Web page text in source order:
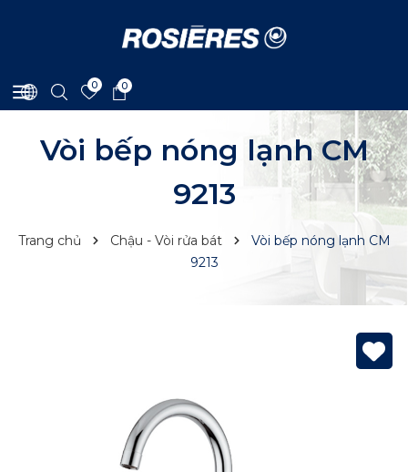
0 0
Vòi bếp nóng lạnh CM
9213
Trang chủ Chậu - Vòi rửa bát
Vòi bếp nóng lạnh CM
9213